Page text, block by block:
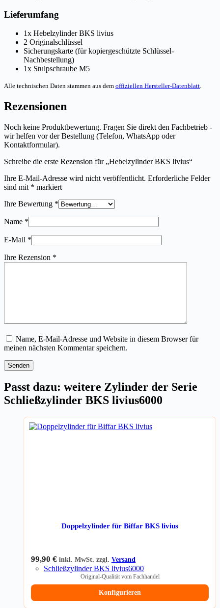
Lieferumfang
1x Hebelzylinder BKS livius
2 Originalschlüssel
Sicherungskarte (für kopiergeschützte Schlüssel-
Nachbestellung)
1x Stulpschraube M5
Alle technischen Daten stammen aus dem offiziellen Hersteller-Datenblatt.
Rezensionen
Noch keine Produktbewertung. Fragen Sie direkt den Fachbetrieb -
wir helfen vor der Bestellung (Telefon, WhatsApp oder
Kontaktformular).
Schreibe die erste Rezension für „Hebelzylinder BKS livius“
Ihre E-Mail-Adresse wird nicht veröffentlicht. Erforderliche Felder
sind mit * markiert
Ihre Bewertung *
Name *
E-Mail *
Ihre Rezension *
Name, E-Mail-Adresse und Website in diesem Browser für
meinen nächsten Kommentar speichern.
Senden
Passt dazu: weitere Zylinder der Serie
Schließzylinder BKS livius6000
Doppelzylinder für Biffar BKS livius
99,90 € inkl. MwSt. zzgl. Versand
Schließzylinder BKS livius6000
Original-Qualität vom Fachhandel
Konfigurieren